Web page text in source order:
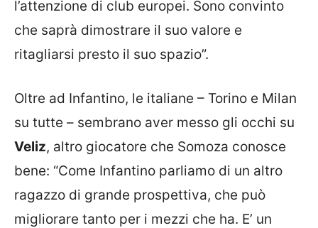
l’attenzione di club europei. Sono convinto
che saprà dimostrare il suo valore e
ritagliarsi presto il suo spazio”.
Oltre ad Infantino, le italiane – Torino e Milan
su tutte – sembrano aver messo gli occhi su
Veliz, altro giocatore che Somoza conosce
bene: “Come Infantino parliamo di un altro
ragazzo di grande prospettiva, che può
migliorare tanto per i mezzi che ha. E’ un